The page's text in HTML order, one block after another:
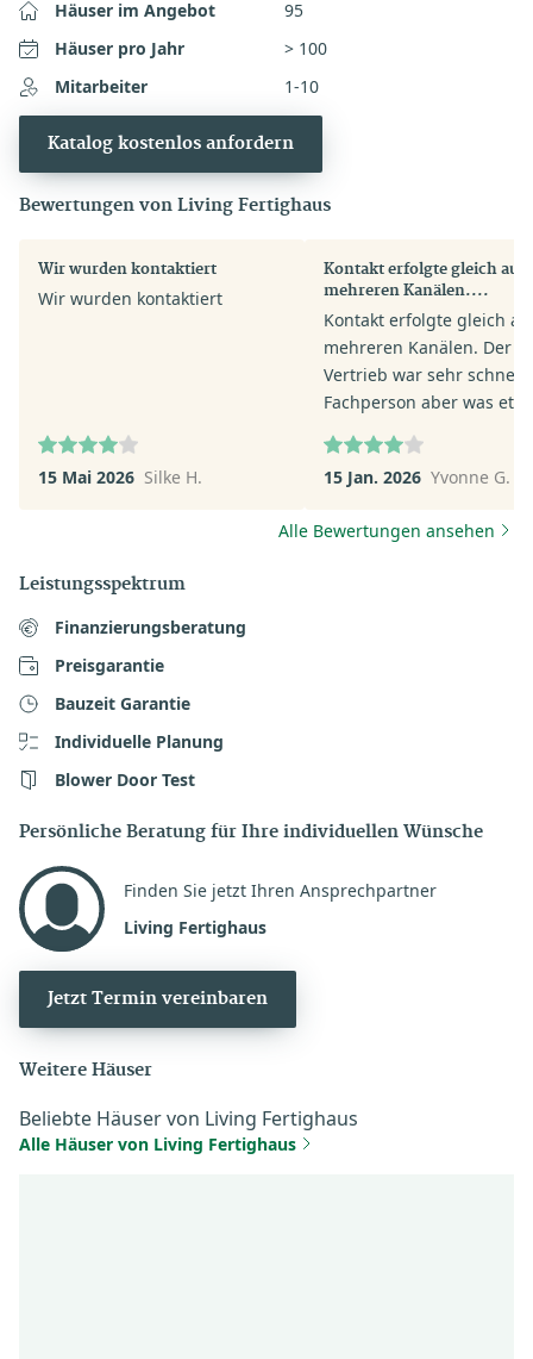
Häuser im Angebot
95
Häuser pro Jahr
> 100
Mitarbeiter
1-10
Katalog kostenlos anfordern
Bewertungen von Living Fertighaus
Wir wurden kontaktiert
Wir wurden kontaktiert
15 Mai 2026 Silke H.
Kontakt erfolgte gleich auf
mehreren Kanälen....
Kontakt erfolgte gleich
mehreren Kanälen. Der
Vertrieb war sehr schnell.
Fachperson aber was
verhalten in ihrer
Wir werden
keinen Termin machen -
Sinn.
15 Jan. 2026 Yvonne G.
Alle Bewertungen ansehen
Leistungsspektrum
Finanzierungsberatung
Preisgarantie
Bauzeit Garantie
Individuelle Planung
Blower Door Test
Persönliche Beratung für Ihre individuellen Wünsche
Finden Sie jetzt Ihren Ansprechpartner
Living Fertighaus
Jetzt Termin vereinbaren
Weitere Häuser
Beliebte Häuser von Living Fertighaus
Alle Häuser von Living Fertighaus